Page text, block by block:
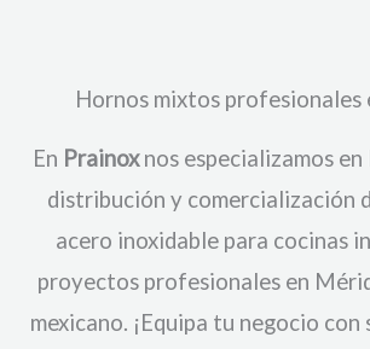
Hornos mixtos profesionales
En Prainoxnos especializamos
distribución y comercialización
acero inoxidable para cocinas
proyectos profesionales en
mexicano. ¡Equipa tu negocio con